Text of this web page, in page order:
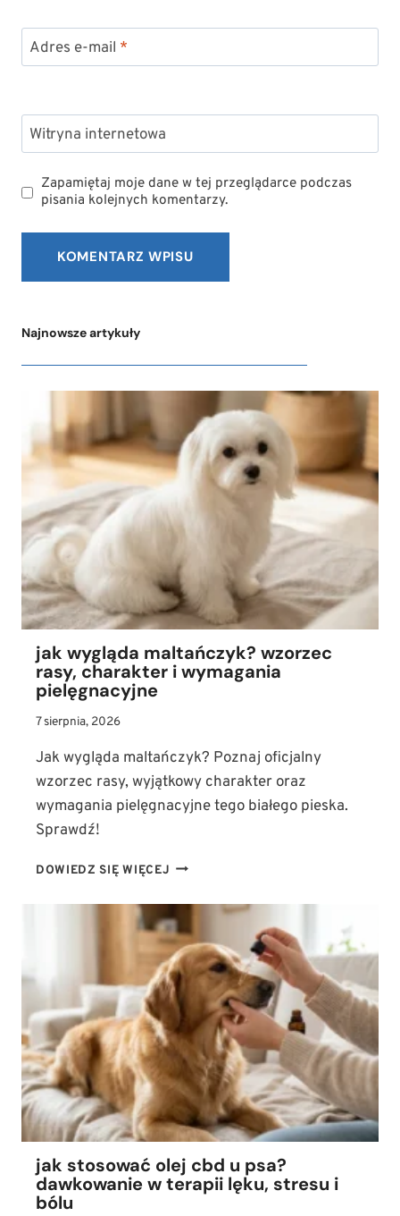
Adres e-mail *
Witryna internetowa
Zapamiętaj moje dane w tej przeglądarce podczas
pisania kolejnych komentarzy.
Najnowsze artykuły
jak wygląda maltańczyk? wzorzec
rasy, charakter i wymagania
pielęgnacyjne
7 sierpnia, 2026
Jak wygląda maltańczyk? Poznaj oficjalny
wzorzec rasy, wyjątkowy charakter oraz
wymagania pielęgnacyjne tego białego pieska.
Sprawdź!
DOWIEDZ SIĘ WIĘCEJ JAK
MALTAŃCZYK?
WZORZEC
RASY,
CHARAKTER
I
WYMAGANIA
PIELĘGNACYJNE
jak stosować olej cbd u psa?
dawkowanie w terapii lęku, stresu i
bólu